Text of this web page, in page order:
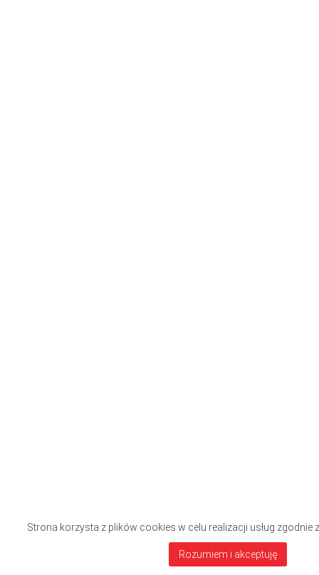
Strona korzysta z plików cookies w celu realizacji usług zgodnie
Rozumiem i akceptuję